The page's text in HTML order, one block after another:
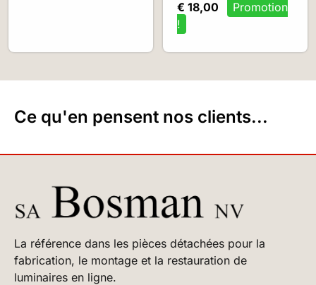
€ 18,00
Ce qu'en pensent nos clients...
La référence dans les pièces détachées pour la
fabrication, le montage et la restauration de
luminaires en ligne.